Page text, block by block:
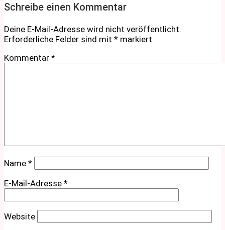
Schreibe einen Kommentar
Deine E-Mail-Adresse wird nicht veröffentlicht.
Erforderliche Felder sind mit * markiert
Kommentar *
Name *
E-Mail-Adresse *
Website